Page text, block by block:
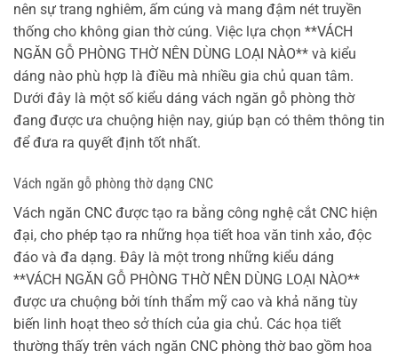
nên sự trang nghiêm, ấm cúng và mang đậm nét truyền
thống cho không gian thờ cúng. Việc lựa chọn **VÁCH
NGĂN GỖ PHÒNG THỜ NÊN DÙNG LOẠI NÀO** và kiểu
dáng nào phù hợp là điều mà nhiều gia chủ quan tâm.
Dưới đây là một số kiểu dáng vách ngăn gỗ phòng thờ
đang được ưa chuộng hiện nay, giúp bạn có thêm thông tin
để đưa ra quyết định tốt nhất.
Vách ngăn gỗ phòng thờ dạng CNC
Vách ngăn CNC được tạo ra bằng công nghệ cắt CNC hiện
đại, cho phép tạo ra những họa tiết hoa văn tinh xảo, độc
đáo và đa dạng. Đây là một trong những kiểu dáng
**VÁCH NGĂN GỖ PHÒNG THỜ NÊN DÙNG LOẠI NÀO**
được ưa chuộng bởi tính thẩm mỹ cao và khả năng tùy
biến linh hoạt theo sở thích của gia chủ. Các họa tiết
thường thấy trên vách ngăn CNC phòng thờ bao gồm hoa